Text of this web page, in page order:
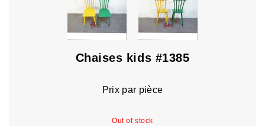
Chaises kids #1385
Prix par pièce
Out of stock